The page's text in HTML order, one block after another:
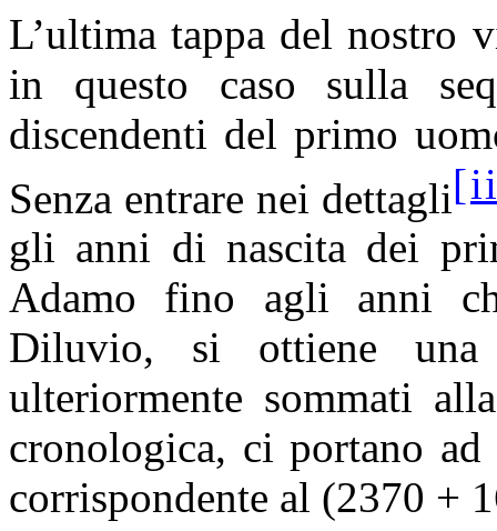
L’ultima tappa del nostro
in questo caso sulla
discendenti del primo
Senza entrare nei dettagli
gli anni di nascita dei
Adamo fino agli anni
Diluvio, si ottiene
ulteriormente sommati
cronologica, ci portano
corrispondente al (2370 +